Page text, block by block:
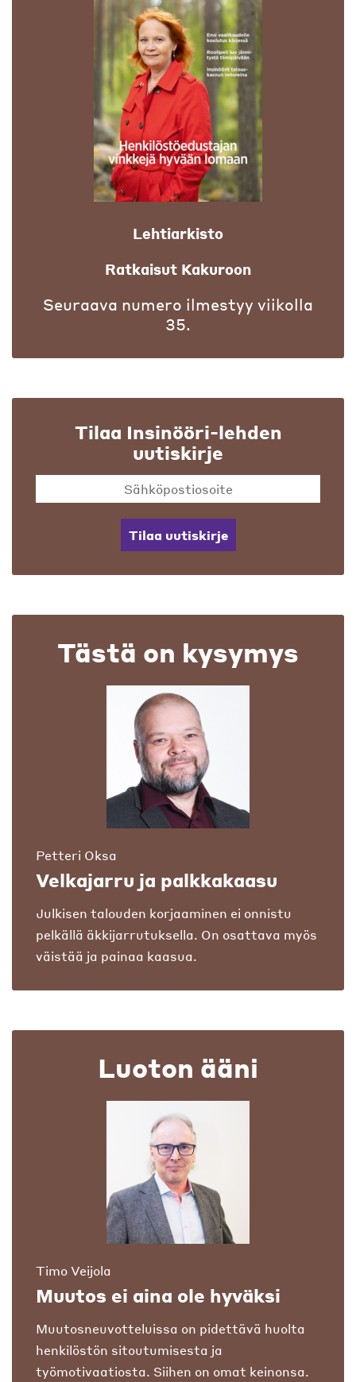
Lehtiarkisto
Ratkaisut Kakuroon
Seuraava numero ilmestyy viikolla
35.
Tilaa Insinööri-lehden
uutiskirje
Tilaa uutiskirje
Tästä on kysymys
Petteri Oksa
Velkajarru ja palkkakaasu
Julkisen talouden korjaaminen ei onnistu
pelkällä äkkijarrutuksella. On osattava myös
väistää ja painaa kaasua.
Luoton ääni
Timo Veijola
Muutos ei aina ole hyväksi
Muutosneuvotteluissa on pidettävä huolta
henkilöstön sitoutumisesta ja
työmotivaatiosta. Siihen on omat keinonsa.